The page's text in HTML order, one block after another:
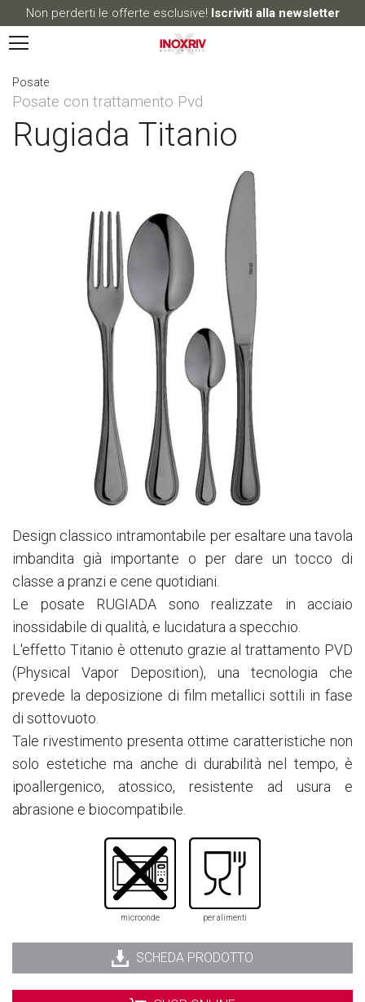
Non perderti le offerte esclusive! Iscriviti alla newsletter
Posate
Posate con trattamento Pvd
Rugiada Titanio
Design classico intramontabile per esaltare una tavola
imbandita già importante o per dare un tocco di
classe a pranzi e cene quotidiani.
Le posate RUGIADA sono realizzate in acciaio
inossidabile di qualità, e lucidatura a specchio.
L'effetto Titanio è ottenuto grazie al trattamento PVD
(Physical Vapor Deposition), una tecnologia che
prevede la deposizione di film metallici sottili in fase
di sottovuoto.
Tale rivestimento presenta ottime caratteristiche non
solo estetiche ma anche di durabilità nel tempo, è
ipoallergenico, atossico, resistente ad usura e
abrasione e biocompatibile.
microonde per alimenti
SCHEDA PRODOTTO